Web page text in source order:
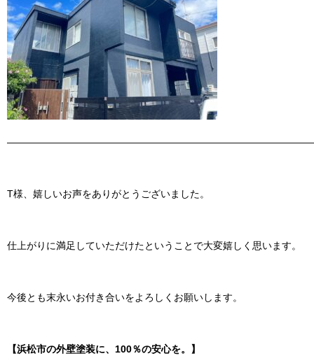
T様、嬉しいお声をありがとうございました。
仕上がりに満足していただけたということで大変嬉しく思います。
今後とも末永いお付き合いをよろしくお願いします。
【浜松市の外壁塗装に、100％の安心を。】